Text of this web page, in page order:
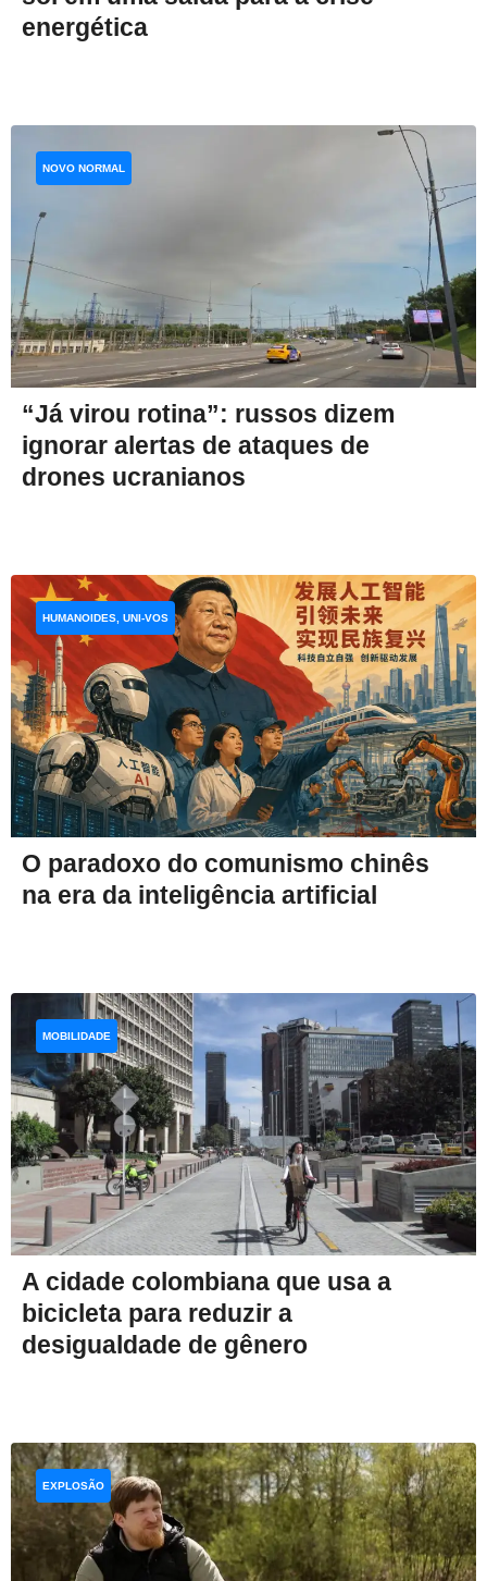
energética
“Já virou rotina”: russos dizem
ignorar alertas de ataques de
drones ucranianos
NOVO NORMAL
O paradoxo do comunismo chinês
na era da inteligência artificial
HUMANOIDES, UNI-VOS
A cidade colombiana que usa a
bicicleta para reduzir a
desigualdade de gênero
MOBILIDADE
EXPLOSÃO